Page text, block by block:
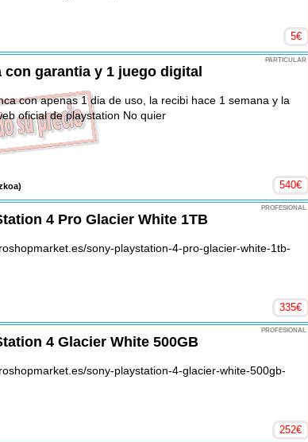
5€
PARTICULAR
con garantia y 1 juego digital
con apenas 1 dia de uso, la recibi hace 1 semana y la
oficial de playstation No quier
540€
PROFESIONAL
4 Pro Glacier White 1TB
sony-playstation-4-pro-glacier-white-1tb-
335€
PROFESIONAL
4 Glacier White 500GB
sony-playstation-4-glacier-white-500gb-
252€